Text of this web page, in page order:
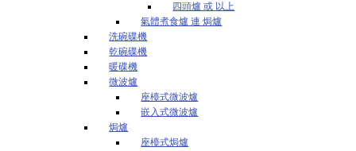
四頭爐 或 以上
氣體煮食爐 連 焗爐
洗碗碟機
乾碗碟機
暖碟機
微波爐
座檯式微波爐
嵌入式微波爐
焗爐
座檯式焗爐